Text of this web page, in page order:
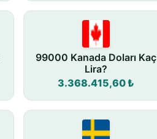
99000 Kanada Doları Kaç
Lira?
3.368.415,60 ₺